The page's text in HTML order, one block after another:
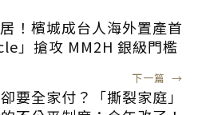
！檳城成台人海外置產首
」搶攻 MM2H 銀級門檻
下一篇 →
要全家付？「撕裂家庭」